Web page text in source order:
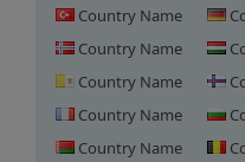
Country Name
Country Name
Country Name
Country Name
Country Name